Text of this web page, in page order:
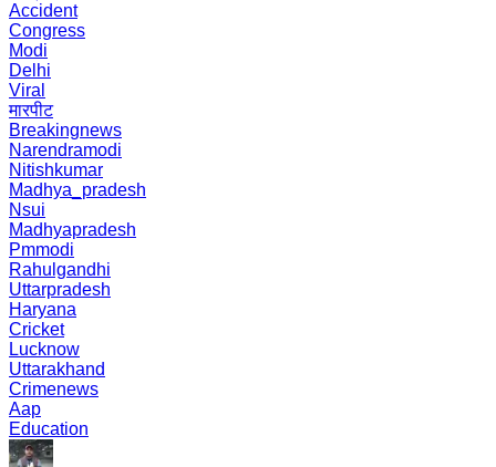
Accident
Congress
Modi
Delhi
Viral
मारपीट
Breakingnews
Narendramodi
Nitishkumar
Madhya_pradesh
Nsui
Madhyapradesh
Pmmodi
Rahulgandhi
Uttarpradesh
Haryana
Cricket
Lucknow
Uttarakhand
Crimenews
Aap
Education